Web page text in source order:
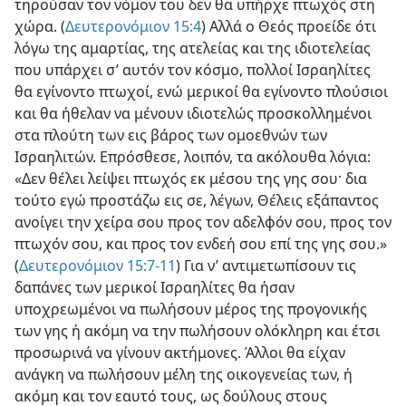
τηρούσαν τον νόμον του δεν θα υπήρχε πτωχός στη
χώρα. (Δευτερονόμιον 15:4) Αλλά ο Θεός προείδε ότι
λόγω της αμαρτίας, της ατελείας και της ιδιοτελείας
που υπάρχει σ’ αυτόν τον κόσμο, πολλοί Ισραηλίτες
θα εγίνοντο πτωχοί, ενώ μερικοί θα εγίνοντο πλούσιοι
και θα ήθελαν να μένουν ιδιοτελώς προσκολλημένοι
στα πλούτη των εις βάρος των ομοεθνών των
Ισραηλιτών. Επρόσθεσε, λοιπόν, τα ακόλουθα λόγια:
«Δεν θέλει λείψει πτωχός εκ μέσου της γης σου· δια
τούτο εγώ προστάζω εις σε, λέγων, Θέλεις εξάπαντος
ανοίγει την χείρα σου προς τον αδελφόν σου, προς τον
πτωχόν σου, και προς τον ενδεή σου επί της γης σου.»
(Δευτερονόμιον 15:7-11) Για ν’ αντιμετωπίσουν τις
δαπάνες των μερικοί Ισραηλίτες θα ήσαν
υποχρεωμένοι να πωλήσουν μέρος της προγονικής
των γης ή ακόμη να την πωλήσουν ολόκληρη και έτσι
προσωρινά να γίνουν ακτήμονες. Άλλοι θα είχαν
ανάγκη να πωλήσουν μέλη της οικογενείας των, ή
ακόμη και τον εαυτό τους, ως δούλους στους